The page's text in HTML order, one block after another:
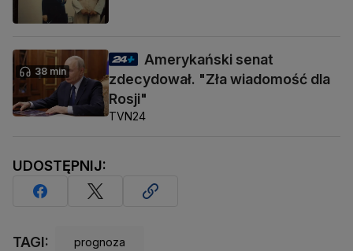
38 min
Amerykański senat
zdecydował. "Zła wiadomość dla
Rosji"
TVN24
UDOSTĘPNIJ:
TAGI: prognoza